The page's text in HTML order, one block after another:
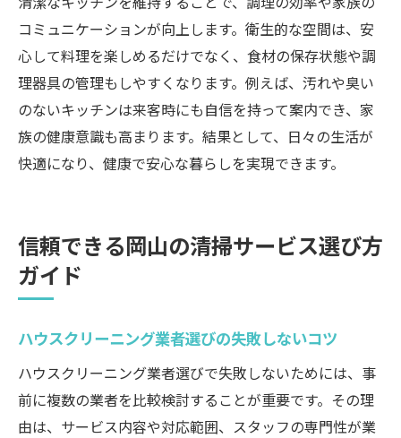
コミュニケーションが向上します。衛生的な空間は、安
心して料理を楽しめるだけでなく、食材の保存状態や調
理器具の管理もしやすくなります。例えば、汚れや臭い
のないキッチンは来客時にも自信を持って案内でき、家
族の健康意識も高まります。結果として、日々の生活が
快適になり、健康で安心な暮らしを実現できます。
信頼できる岡山の清掃サービス選び方
ガイド
ハウスクリーニング業者選びの失敗しないコツ
ハウスクリーニング業者選びで失敗しないためには、事
前に複数の業者を比較検討することが重要です。その理
由は、サービス内容や対応範囲、スタッフの専門性が業